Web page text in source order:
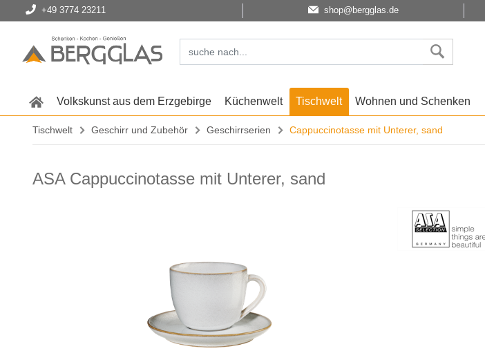
+49 3774 23211 shop@bergglas.de
Volkskunst aus dem Erzgebirge Küchenwelt Tischwelt Wohnen und Schenken
Tischwelt Geschirr und Zubehör Geschirrserien Cappuccinotasse mit Unterer, sand
ASA Cappuccinotasse mit Unterer, sand